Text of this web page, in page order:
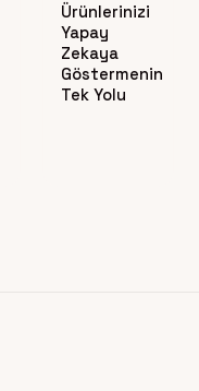
Ürünlerinizi
Yapay
Zekaya
Göstermenin
Tek Yolu